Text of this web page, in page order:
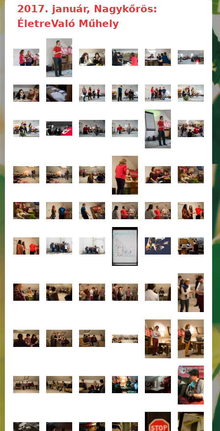
2017. január, Nagykőrös:
ÉletreValó Műhely